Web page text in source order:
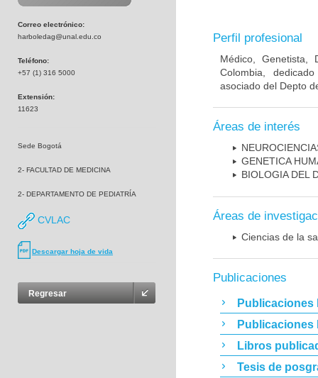
Correo electrónico:
harboledag@unal.edu.co
Teléfono:
+57 (1) 316 5000
Extensión:
11623
Sede Bogotá
2- FACULTAD DE MEDICINA
2- DEPARTAMENTO DE PEDIATRÍA
CVLAC
Descargar hoja de vida
Regresar
Perfil profesional
Médico, Genetista,
Colombia,
asociado del Depto
Áreas de interés
GENETICA
BIOLOGIA DEL
Áreas de
Ciencias de la
Publicaciones
Publicaciones
Publicaciones
Libros
Tesis de